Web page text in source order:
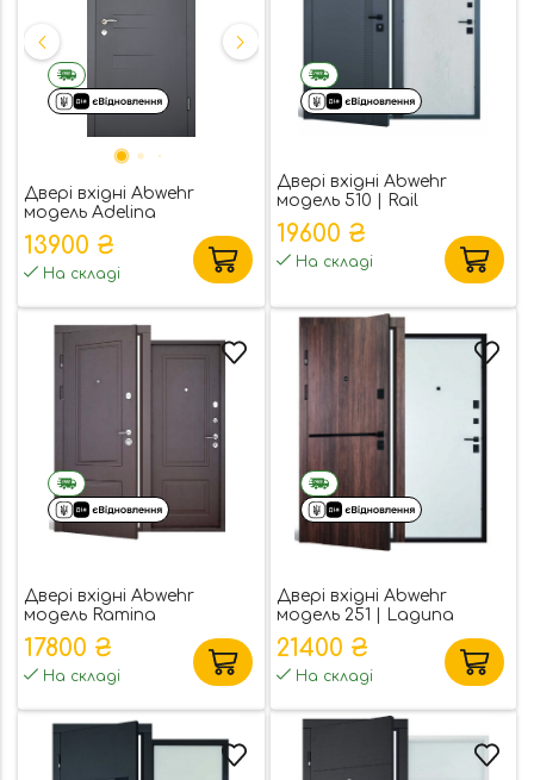
Двері вхідні Abwehr
модель Adelina
13900 ₴
На складі
Двері вхідні Abwehr
модель 510 | Rail
19600 ₴
На складі
Двері вхідні Abwehr
модель Ramina
17800 ₴
На складі
Двері вхідні Abwehr
модель 251 | Laguna
21400 ₴
На складі